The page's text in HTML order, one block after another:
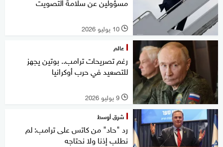
l 10 يوليو 2026
عالم
رغم تصريحات ترامب.. بوتين يجهز
للتصعيد في حرب أوكرانيا
l 9 يوليو 2026
شرق أوسط
رد "حاد" من كاتس على ترامب: لم
نطلب إذنا ولا نحتاجه